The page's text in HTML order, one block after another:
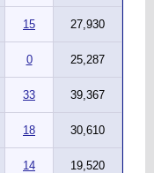
15 27,930
0 25,287
33 39,367
18 30,610
14 19,520